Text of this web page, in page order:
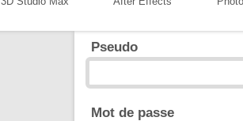
Pseudo
Mot de passe